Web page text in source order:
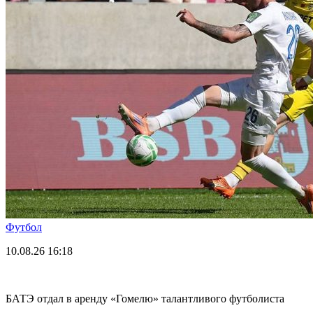
Футбол
10.08.26 16:18
БАТЭ отдал в аренду «Гомелю» талантливого футболиста